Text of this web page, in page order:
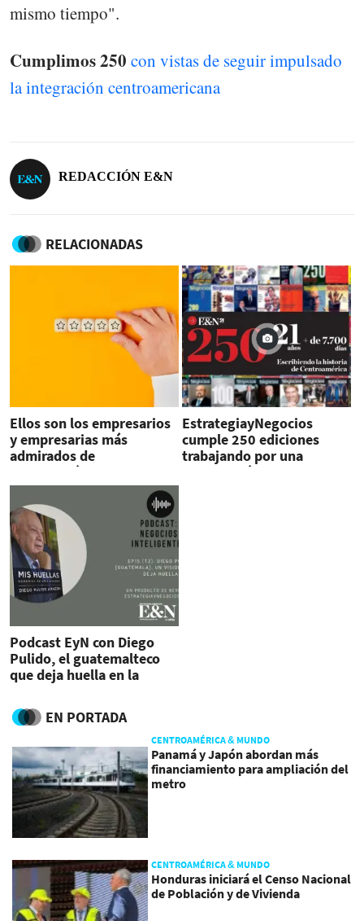
mismo tiempo".
Cumplimos 250 con vistas de seguir impulsado
la integración centroamericana
REDACCIÓN E&N
RELACIONADAS
Ellos son los empresarios
y empresarias más
admirados de
Centroamérica
EstrategiayNegocios
cumple 250 ediciones
trabajando por una
Centroamérica integrada
Podcast EyN con Diego
Pulido, el guatemalteco
que deja huella en la
EN PORTADA
CENTROAMÉRICA & MUNDO
Panamá y Japón abordan más
financiamiento para ampliación del
metro
CENTROAMÉRICA & MUNDO
Honduras iniciará el Censo Nacional
de Población y de Vivienda